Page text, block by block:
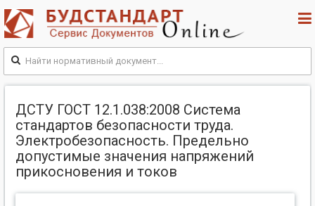
ДСТУ ГОСТ 12.1.038:2008 Система
стандартов безопасности труда.
Электробезопасность. Предельно
допустимые значения напряжений
прикосновения и токов